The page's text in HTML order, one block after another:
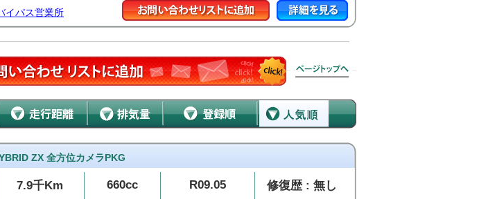
イパス営業所
ZX 全方位カメラPKG
7.9千Km 660cc R09.05 修復歴 : 無し